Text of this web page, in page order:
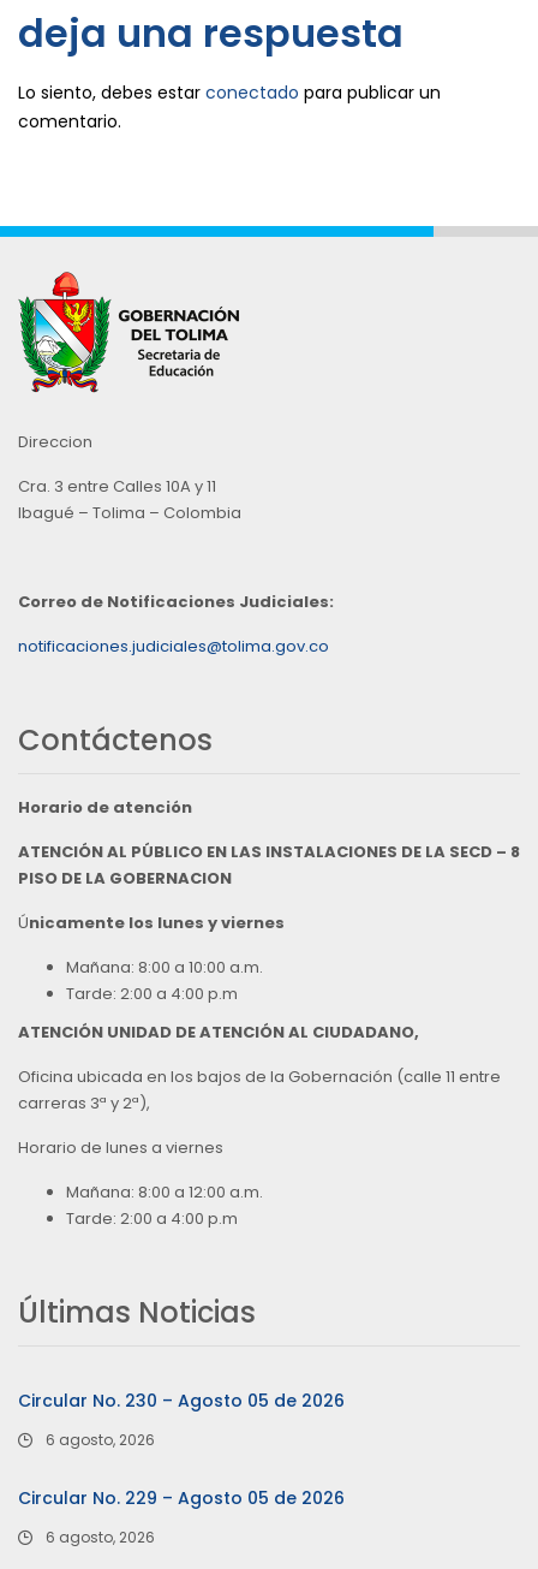
deja una respuesta
Lo siento, debes estar conectado para publicar un
comentario.
Direccion
Cra. 3 entre Calles 10A y 11
Ibagué – Tolima – Colombia
Correo de Notificaciones Judiciales:
notificaciones.judiciales@tolima.gov.co
Contáctenos
Horario de atención
ATENCIÓN AL PÚBLICO EN LAS INSTALACIONES DE LA SECD – 8
PISO DE LA GOBERNACION
Únicamente los lunes y viernes
Mañana: 8:00 a 10:00 a.m.
Tarde: 2:00 a 4:00 p.m
ATENCIÓN UNIDAD DE ATENCIÓN AL CIUDADANO,
Oficina ubicada en los bajos de la Gobernación (calle 11 entre
carreras 3ª y 2ª),
Horario de lunes a viernes
Mañana: 8:00 a 12:00 a.m.
Tarde: 2:00 a 4:00 p.m
Últimas Noticias
Circular No. 230 – Agosto 05 de 2026
6 agosto, 2026
Circular No. 229 – Agosto 05 de 2026
6 agosto, 2026